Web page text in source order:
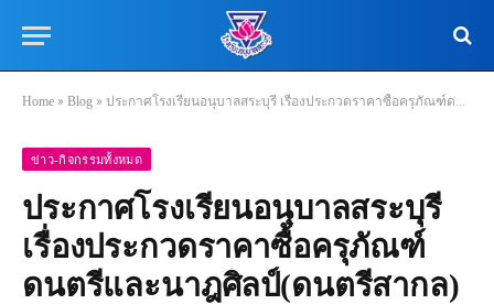
Home » Blog » ประกาศโรงเรียนอนุบาลสระบุรี เรื่องประกวดราคาซื้อครุภัณฑ์ดนตรีและนาฎศิลป์(ดนตรีสากล)
ข่าว-กิจกรรมทั้งหมด
ประกาศโรงเรียนอนุบาลสระบุรี
เรื่องประกวดราคาซื้อครุภัณฑ์
ดนตรีและนาฎศิลป์(ดนตรีสากล)